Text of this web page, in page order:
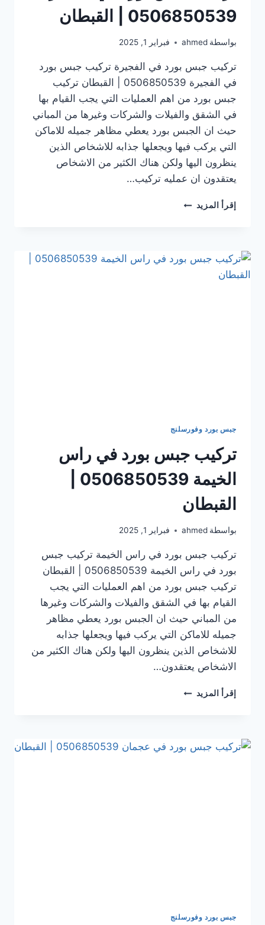
0506850539 | القبطان
بواسطة ahmed فبراير 1, 2025
تركيب جبس بورد في الفجيرة تركيب جبس بورد
في الفجيرة 0506850539 | القبطان تركيب
جبس بورد من اهم العمليات التي يجب القيام بها
في الشقق والفيلات والشركات وغيرها من المباني
حيث ان الجبس بورد يعطي مظاهر جميله للاماكن
التي يركب فيها ويجعلها جذابه للاشخاص الذين
ينظرون اليها ولكن هناك الكثير من الاشخاص
يعتقدون ان عمليه تركيب…
إقرأ المزيد تركيب
0506850539
|
جبس بورد وفورسلنج
تركيب جبس بورد في راس
القبطان
بواسطة ahmed فبراير 1, 2025
تركيب جبس بورد في راس الخيمة تركيب جبس
بورد في راس الخيمة 0506850539 | القبطان
تركيب جبس بورد من اهم العمليات التي يجب
القيام بها في الشقق والفيلات والشركات وغيرها
من المباني حيث ان الجبس بورد يعطي مظاهر
جميله للاماكن التي يركب فيها ويجعلها جذابه
للاشخاص الذين ينظرون اليها ولكن هناك الكثير من
الاشخاص يعتقدون…
إقرأ المزيد تركيب
0506850539
جبس بورد وفورسلنج